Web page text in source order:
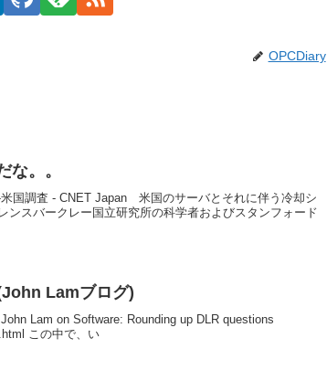
OPCDiary
。。
国調査 - CNET Japan 米国のサーバとそれに伴う冷却シ
ンスバークレー国立研究所の科学者およびスタンフォード
Lamブログ)
Lam on Software: Rounding up DLR questions
この中で、い